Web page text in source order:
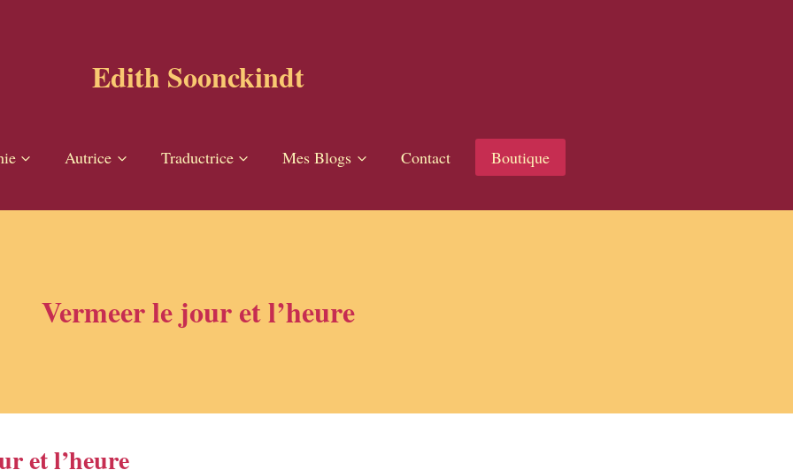
Edith Soonckindt
Autrice Traductrice Mes Blogs Contact Boutique
Vermeer le jour et l’heure
et l’heure